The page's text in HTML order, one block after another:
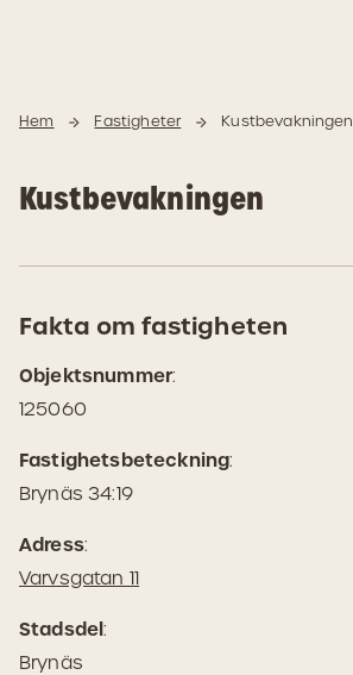
Hem Fastigheter Kustbevakningen
Kustbevakningen
Fakta om fastigheten
Objektsnummer:
125060
Fastighetsbeteckning:
Brynäs 34:19
Adress:
Varvsgatan 11(Öppnas
Stadsdel:
Brynäs